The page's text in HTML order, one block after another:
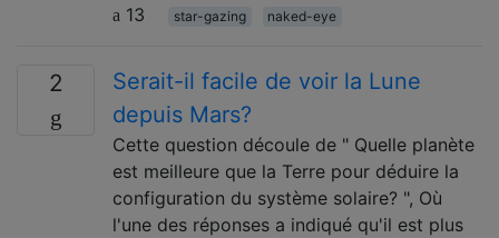
13
star-gazing naked-eye
2
Serait-il facile de voir la Lune
depuis Mars?
Cette question découle de " Quelle planète
est meilleure que la Terre pour déduire la
configuration du système solaire? ", Où
l'une des réponses a indiqué qu'il est plus